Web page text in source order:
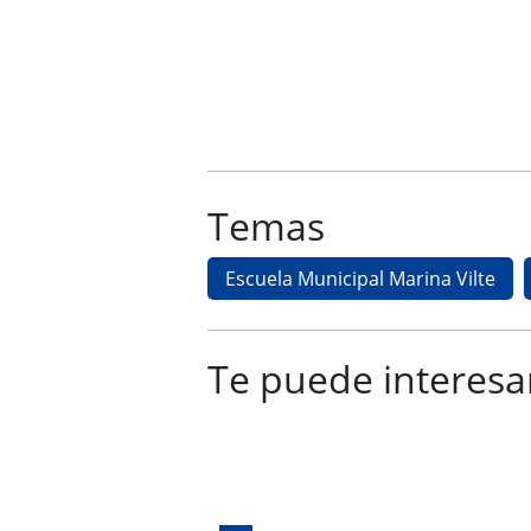
Temas
Escuela Municipal Marina Vilte
Te puede